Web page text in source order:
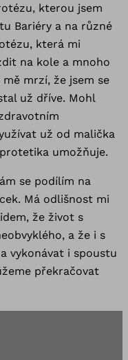
kterou jsem
Bariéry a na různé
která mi
na kole a mnoho
mrzí, že jsem se
už dříve. Mohl
už od malička
umožňuje.
se podílím na
Má odlišnost mi
že život s
a že i s
vykonávat i spoustu
překračovat